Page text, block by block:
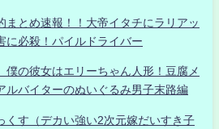
まとめ速報！！大帝イタチにラリアッ
に必殺！パイルドライバー
の彼女はエリーちゃん人形！豆腐メ
ルバイターのぬいぐるみ男子末路編
くす（デカい強い2次元嫁だいすき子